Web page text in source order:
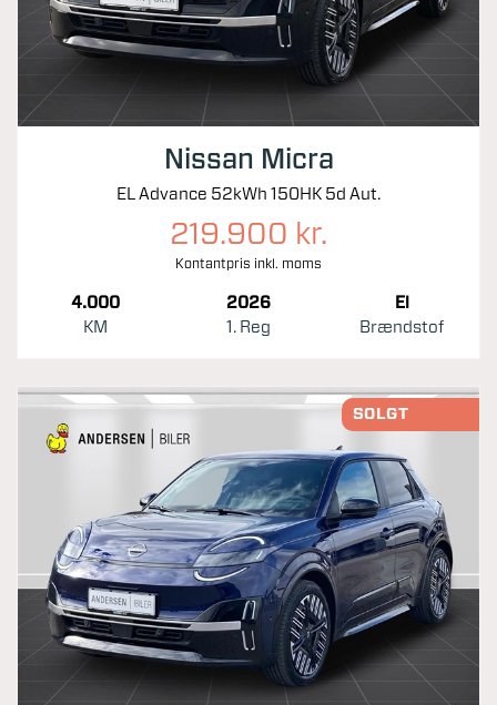
Nissan Micra
EL Advance 52kWh 150HK 5d Aut.
219.900 kr.
Kontantpris inkl. moms
4.000
KM
2026
1. Reg
El
Brændstof
SOLGT